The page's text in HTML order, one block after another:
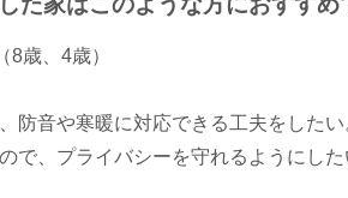
歳、4歳）
防音や寒暖に対応できる工夫をしたい
で、プライバシーを守れるようにした